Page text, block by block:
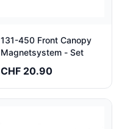
131-450 Front Canopy
Magnetsystem - Set
CHF 20.90